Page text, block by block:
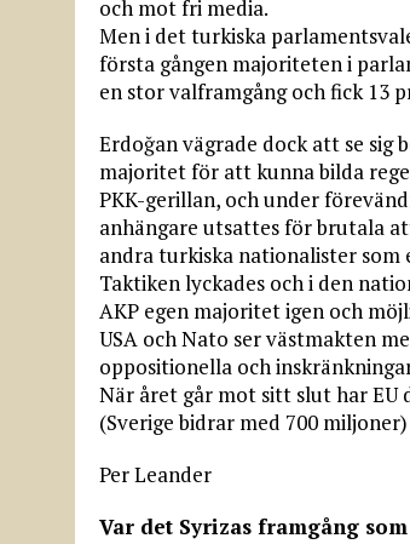
och mot fri media.
Men i det turkiska
första gången majoriteten i
en stor valframgång och fick 13
Erdoğan vägrade dock att se
majoritet för att kunna bilda
PKK-gerillan, och under
anhängare utsattes för brutala
andra turkiska nationalister som
Taktiken lyckades och i den
AKP egen majoritet igen och
USA och Nato ser västmakten
oppositionella och
När året går mot sitt slut har EU
(Sverige bidrar med 700
Per Leander
Var det Syrizas framgång